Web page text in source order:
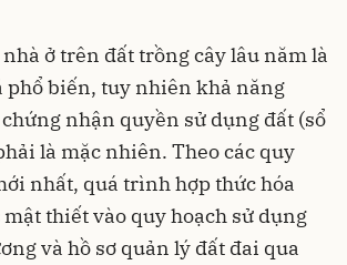
ở trên đất trồng cây lâu năm là
phổ biến, tuy nhiên khả năng
nhận quyền sử dụng đất (sổ
là mặc nhiên. Theo các quy
nhất, quá trình hợp thức hóa
thiết vào quy hoạch sử dụng
và hồ sơ quản lý đất đai qua